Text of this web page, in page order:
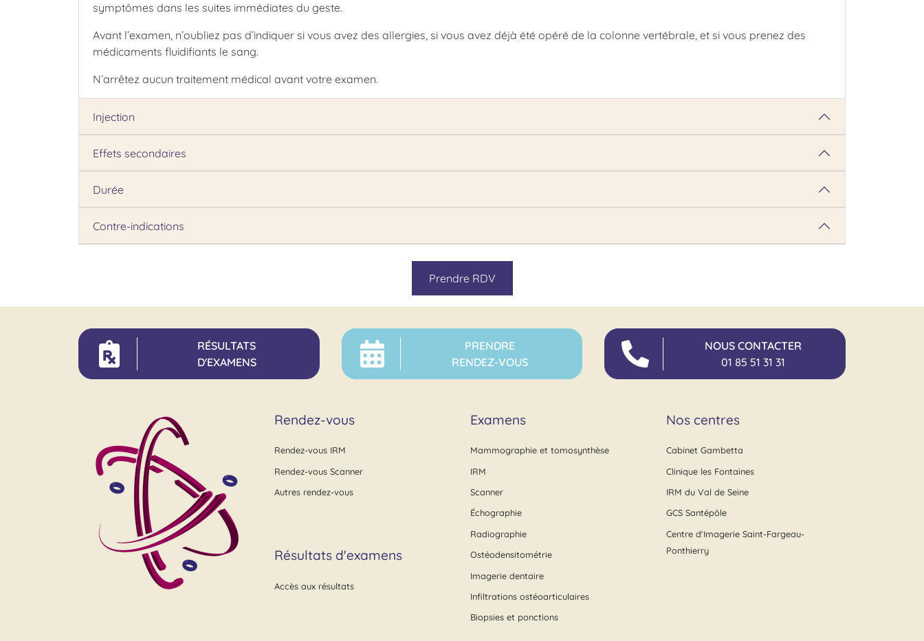
symptômes dans les suites immédiates du geste.
Avant l’examen, n’oubliez pas d’indiquer si vous avez des allergies, si vous avez déjà été opéré de la colonne vertébrale, et si vous prenez des
médicaments fluidifiants le sang.
N’arrêtez aucun traitement médical avant votre examen.
Injection
Effets secondaires
Durée
Contre-indications
Prendre RDV
RÉSULTATS
D'EXAMENS
PRENDRE
RENDEZ-VOUS
NOUS CONTACTER
01 85 51 31 31
Rendez-vous
Rendez-vous IRM
Rendez-vous Scanner
Autres rendez-vous
Résultats d'examens
Accès aux résultats
Examens
Mammographie et tomosynthèse
IRM
Scanner
Échographie
Radiographie
Ostéodensitométrie
Imagerie dentaire
Infiltrations ostéoarticulaires
Biopsies et ponctions
Nos centres
Cabinet Gambetta
Clinique les Fontaines
IRM du Val de Seine
GCS Santépôle
Centre d'Imagerie Saint-Fargeau-
Ponthierry